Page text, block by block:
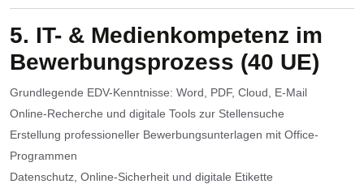
5. IT- & Medienkompetenz im
Bewerbungsprozess (40 UE)
Grundlegende EDV-Kenntnisse: Word, PDF, Cloud, E-Mail
Online-Recherche und digitale Tools zur Stellensuche
Erstellung professioneller Bewerbungsunterlagen mit Office-
Programmen
Datenschutz, Online-Sicherheit und digitale Etikette